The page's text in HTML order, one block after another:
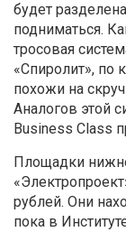
будет
подниматься.
тросовая
«Спиролит», по
похожи на
Аналогов этой
Business Class
Площадки
рублей. Они
пока в